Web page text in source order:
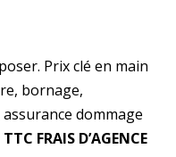
Prix clé en main
bornage,
dommage
FRAIS D’AGENCE